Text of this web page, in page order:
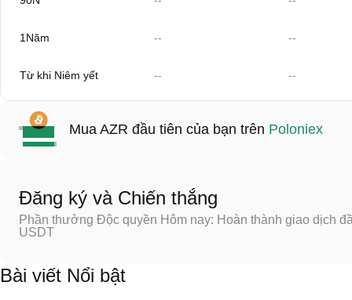
1Năm -- --
Từ khi Niêm yết -- --
Mua AZR đầu tiên của bạn trên Poloniex
Đăng ký và Chiến thắng
Phần thưởng Độc quyền Hôm nay: Hoàn thành giao dịch
USDT
Bài viết Nổi bật